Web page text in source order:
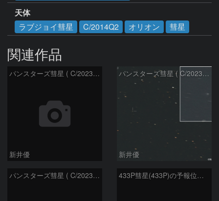
天体
ラブジョイ彗星
C/2014Q2 オリオン 彗星
関連作品
パンスターズ彗星 ( C/2023R1 )：2026/07/09
新井優
パンスターズ彗星 ( C/2023R1 ) ：2026/07/08
新井優
パンスターズ彗星 ( C/2023R1 ) ：2026/05/20 433P彗星(433P)の予報位置：2026/05/30